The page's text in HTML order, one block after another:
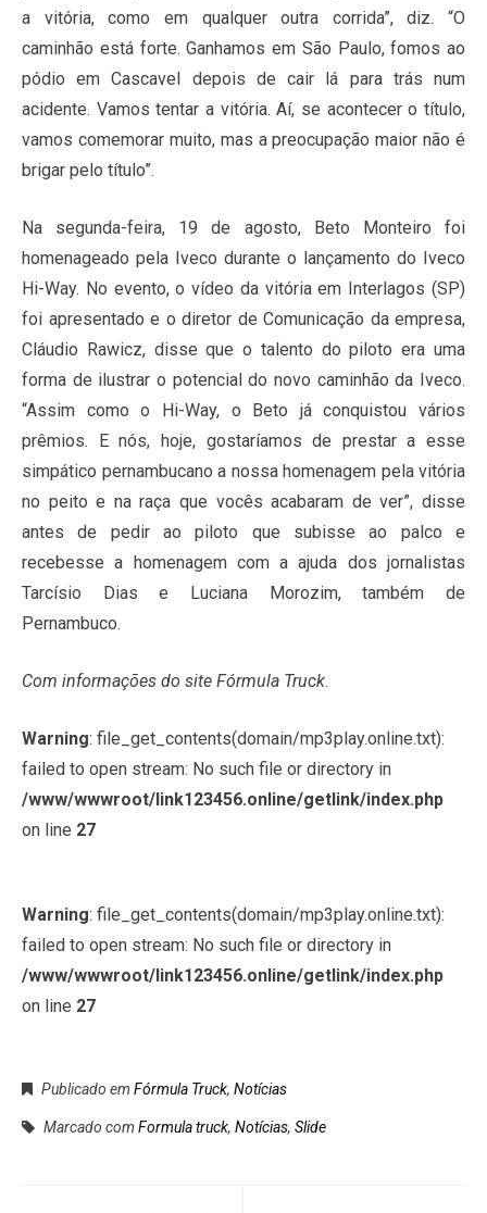
a vitória, como em qualquer outra corrida”, diz. “O
caminhão está forte. Ganhamos em São Paulo, fomos ao
pódio em Cascavel depois de cair lá para trás num
acidente. Vamos tentar a vitória. Aí, se acontecer o título,
vamos comemorar muito, mas a preocupação maior não é
brigar pelo título”.
Na segunda-feira, 19 de agosto, Beto Monteiro foi
homenageado pela Iveco durante o lançamento do Iveco
Hi-Way. No evento, o vídeo da vitória em Interlagos (SP)
foi apresentado e o diretor de Comunicação da empresa,
Cláudio Rawicz, disse que o talento do piloto era uma
forma de ilustrar o potencial do novo caminhão da Iveco.
“Assim como o Hi-Way, o Beto já conquistou vários
prêmios. E nós, hoje, gostaríamos de prestar a esse
simpático pernambucano a nossa homenagem pela vitória
no peito e na raça que vocês acabaram de ver”, disse
antes de pedir ao piloto que subisse ao palco e
recebesse a homenagem com a ajuda dos jornalistas
Tarcísio Dias e Luciana Morozim, também de
Pernambuco.
Com informações do site Fórmula Truck.
Warning: file_get_contents(domain/mp3play.online.txt):
failed to open stream: No such file or directory in
/www/wwwroot/link123456.online/getlink/index.php
on line 27
Warning: file_get_contents(domain/mp3play.online.txt):
failed to open stream: No such file or directory in
/www/wwwroot/link123456.online/getlink/index.php
on line 27
Publicado em Fórmula Truck, Notícias
Marcado com Formula truck, Notícias, Slide